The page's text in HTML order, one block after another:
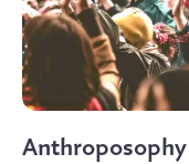
Anthroposophy